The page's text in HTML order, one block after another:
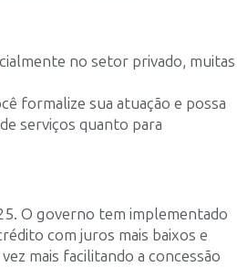
no setor privado, muitas
formalize sua atuação e possa
serviços quanto para
O governo tem implementado
com juros mais baixos e
mais facilitando a concessão